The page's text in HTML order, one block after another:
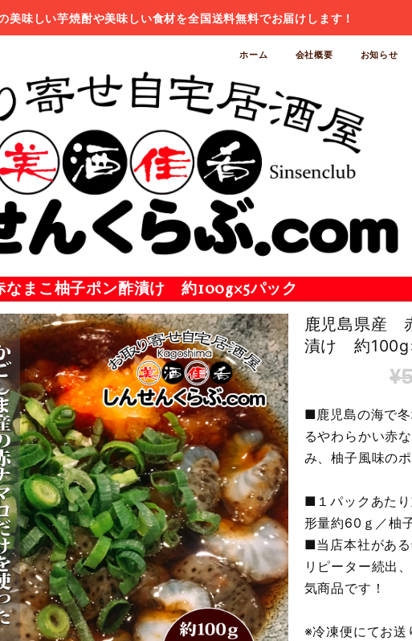
美味しい芋焼酎や美味しい食材を全国送料無料でお届けします！
ホーム 会社概要 お知らせ
まこ柚子ポン酢漬け 約100g×5パック
鹿児島県産
漬け 約
■鹿児島の海で
るやわらかい赤
み、柚子風味の
■１パックあた
形量約60ｇ／柚
■当店本社があ
リピーター続出
気商品です！
※冷凍便にてお送